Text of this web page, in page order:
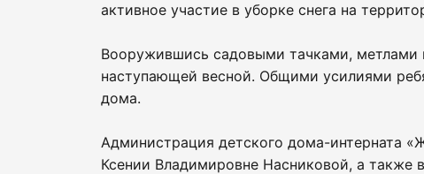
активное участие в уборке снега на
Вооружившись садовыми тачками, метлами
наступающей весной. Общими усилиями
дома.
Администрация детского дома-интерната
Ксении Владимировне Насниковой, а также